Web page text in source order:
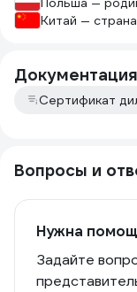
Китай —
Документация
Сертификат
Вопросы и
Нужна
Задайте